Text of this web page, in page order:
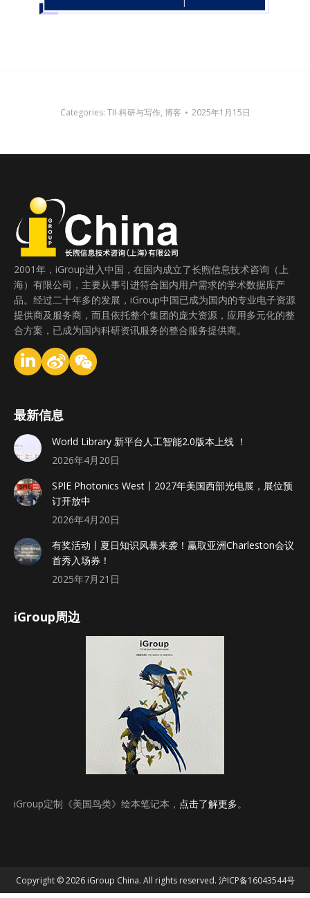
Categories: TII-科研与写作, 博客 2025年1月15日
2001年，iGroup进入中国，在国内成立了长煦信息技术咨询（上
海）有限公司，主要从事引进符合国内用户需求的学术数据库产
品。经过二十年多的发展，iGroup中国已成为国内的专业电子资源
提供商及服务商，而且依托整个集团的庞大资源，应用多元化的整
合方案，已成为国内科研资讯服务的整合服务提供商。
最新信息
World Library 新平台人工智能2.0版本上线 ！
2026年4月20日
SPlE Photonics West丨2027年美国西部光电展，展位预
订开放中
2026年4月20日
有奖活动丨夏日知识风暴来袭！赢取亚洲Charleston会议
首秀入场券！
2025年7月21日
iGroup周边
iGroup定制《美国鸟类》绘本笔记本， 点击了解更多。
Copyright © 2026 iGroup China. All rights reserved. 沪ICP备16043544号